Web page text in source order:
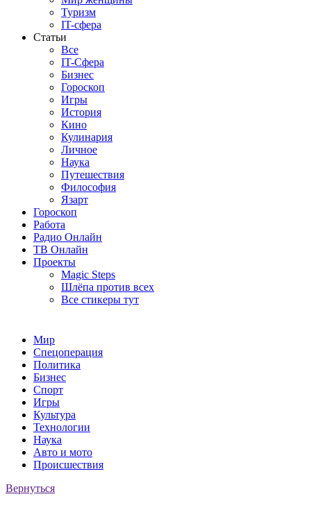
Туризм
IT-сфера
Статьи
Все
IT-Сфера
Бизнес
Гороскоп
Игры
История
Кино
Кулинария
Личное
Наука
Путешествия
Философия
Язарт
Гороскоп
Работа
Радио Онлайн
ТВ Онлайн
Проекты
Magic Steps
Шлёпа против всех
Все стикеры тут
Мир
Спецоперация
Политика
Бизнес
Спорт
Игры
Культура
Технологии
Наука
Авто и мото
Происшествия
Вернуться